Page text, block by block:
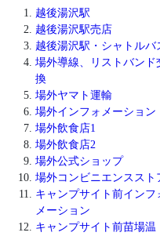
越後湯沢駅
越後湯沢駅売店
越後湯沢駅・シャトルバ
場外導線、リストバンド
換
場外ヤマト運輸
場外インフォメーション
場外飲食店1
場外飲食店2
場外公式ショップ
場外コンビニエンススト
キャンプサイト前インフ
メーション
キャンプサイト前苗場温